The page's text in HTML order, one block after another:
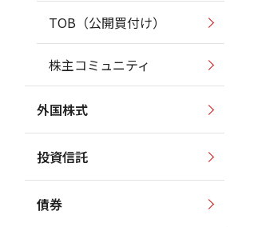
TOB（公開買付け）
株主コミュニティ
外国株式
投資信託
債券